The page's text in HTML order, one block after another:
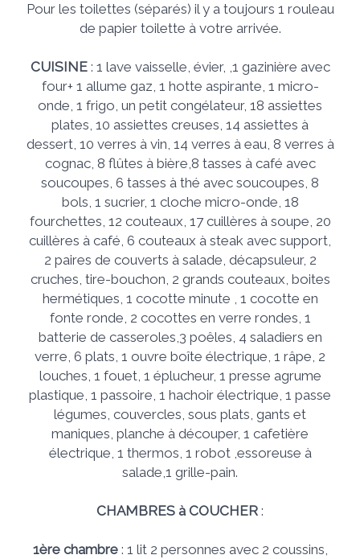
Pour les toilettes (séparés) il y a toujours 1 rouleau
de papier toilette à votre arrivée.
CUISINE: 1 lave vaisselle, évier, ,1 gazinière avec
four+ 1 allume gaz, 1 hotte aspirante, 1 micro-
onde, 1 frigo, un petit congélateur, 18 assiettes
plates, 10 assiettes creuses, 14 assiettes à
dessert, 10 verres à vin, 14 verres à eau, 8 verres à
cognac, 8 flûtes à bière,8 tasses à café avec
soucoupes, 6 tasses à thé avec soucoupes, 8
bols, 1 sucrier, 1 cloche micro-onde, 18
fourchettes, 12 couteaux, 17 cuillères à soupe, 20
cuillères à café, 6 couteaux à steak avec support,
2 paires de couverts à salade, décapsuleur, 2
cruches, tire-bouchon, 2 grands couteaux, boites
hermétiques, 1 cocotte minute , 1 cocotte en
fonte ronde, 2 cocottes en verre rondes, 1
batterie de casseroles,3 poêles, 4 saladiers en
verre, 6 plats, 1 ouvre boîte électrique, 1 râpe, 2
louches, 1 fouet, 1 éplucheur, 1 presse agrume
plastique, 1 passoire, 1 hachoir électrique, 1 passe
légumes, couvercles, sous plats, gants et
maniques, planche à découper, 1 cafetière
électrique, 1 thermos, 1 robot ,essoreuse à
salade,1 grille-pain.
CHAMBRES à COUCHER :
1ère chambre: 1 lit 2 personnes avec 2 coussins,